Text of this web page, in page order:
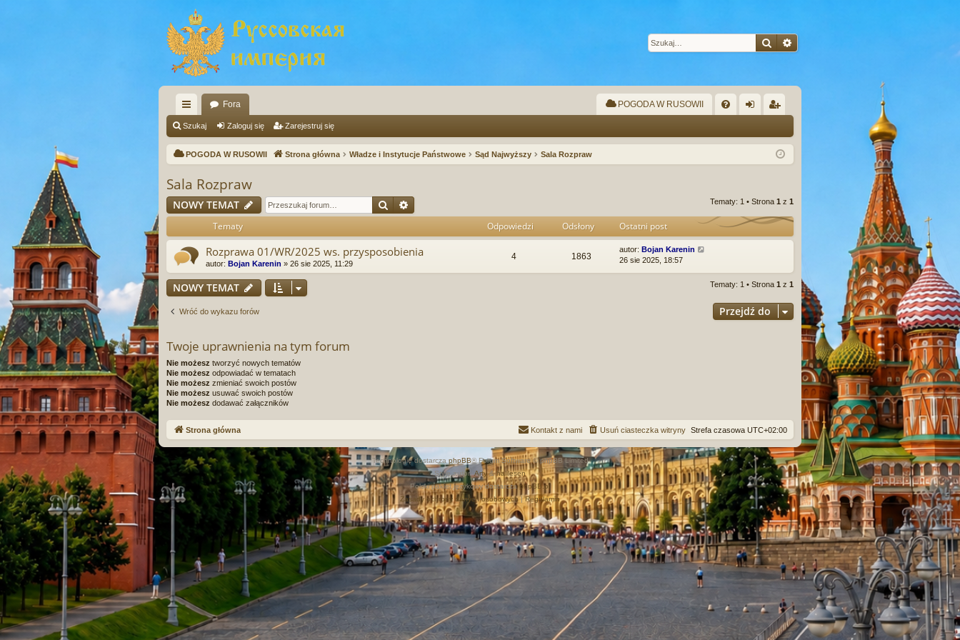
SzukajWyszukiwanie zaawansowane
ię
ce
…
Fora POGODA W RUSOWII
Q og ej
Szukaj Zaloguj się Zarejestruj się
POGODA W RUSOWII Strona główna Władze i Instytucje Państwowe Sąd Najwyższy Sala Rozpraw
Sala Rozpraw
NOWY TEMAT Szukaj Tematy: 1 • Strona 1 z 1
Tematy Odpowiedzi Odsłony Ostatni post
Rozprawa 01/WR/2025 ws. przysposobienia
autor: Bojan Karenin » 26 sie 2025, 11:29
4 1863
autor: Bojan Karenin
26 sie 2025, 18:57
NOWY TEMAT Tematy: 1 • Strona 1 z 1
Wróć do wykazu forów Przejdź do
Twoje uprawnienia na tym forum
Nie możesz tworzyć nowych tematów
Nie możesz odpowiadać w tematach
Nie możesz zmieniać swoich postów
Nie możesz usuwać swoich postów
Nie możesz dodawać załączników
Strona główna Strefa czasowa UTC+02:00
Usuń ciasteczka witryny
Kontakt z nami
Technologię dostarcza phpBB® Forum Software © phpBB Limited
Style autor: Arty& halilesen
Polski pakiet językowy dostarczaphpBB.pl
Zasady ochrony danych osobowych|Regulamin